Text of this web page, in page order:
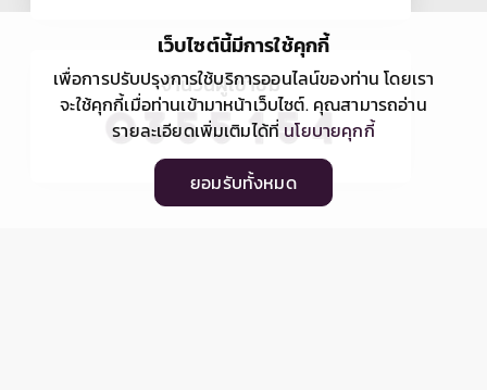
จำนวนผู้เข้าชม
เว็บไซต์นี้มีการใช้คุกกี้
เพื่อการปรับปรุงการใช้บริการออนไลน์ของท่าน โดยเรา
จะใช้คุกกี้เมื่อท่านเข้ามาหน้าเว็บไซต์. คุณสามารถอ่าน
รายละเอียดเพิ่มเติมได้ที่ นโยบายคุกกี้
ยอมรับทั้งหมด